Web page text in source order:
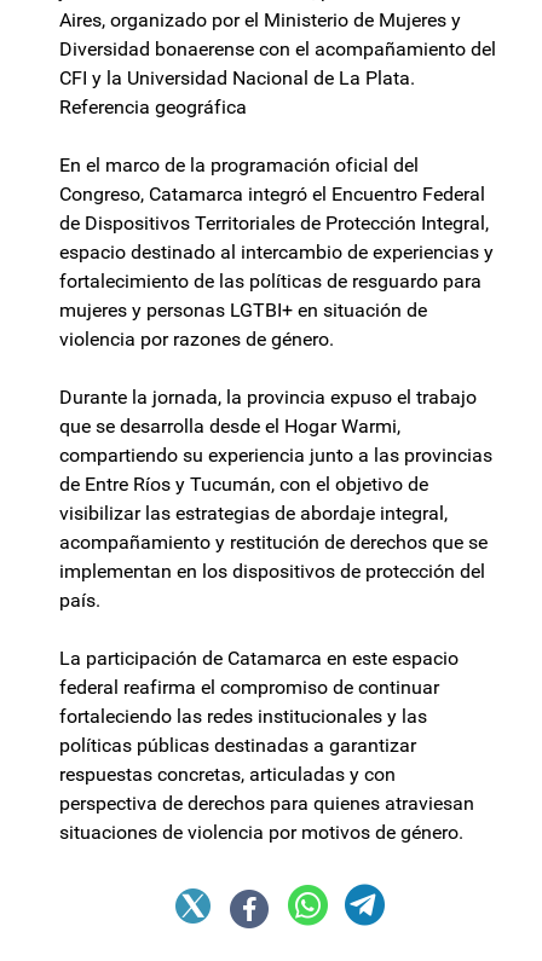
Aires, organizado por el Ministerio de Mujeres y
Diversidad bonaerense con el acompañamiento del
CFI y la Universidad Nacional de La Plata.
Referencia geográfica
En el marco de la programación oficial del
Congreso, Catamarca integró el Encuentro Federal
de Dispositivos Territoriales de Protección Integral,
espacio destinado al intercambio de experiencias y
fortalecimiento de las políticas de resguardo para
mujeres y personas LGTBI+ en situación de
violencia por razones de género.
Durante la jornada, la provincia expuso el trabajo
que se desarrolla desde el Hogar Warmi,
compartiendo su experiencia junto a las provincias
de Entre Ríos y Tucumán, con el objetivo de
visibilizar las estrategias de abordaje integral,
acompañamiento y restitución de derechos que se
implementan en los dispositivos de protección del
país.
La participación de Catamarca en este espacio
federal reafirma el compromiso de continuar
fortaleciendo las redes institucionales y las
políticas públicas destinadas a garantizar
respuestas concretas, articuladas y con
perspectiva de derechos para quienes atraviesan
situaciones de violencia por motivos de género.